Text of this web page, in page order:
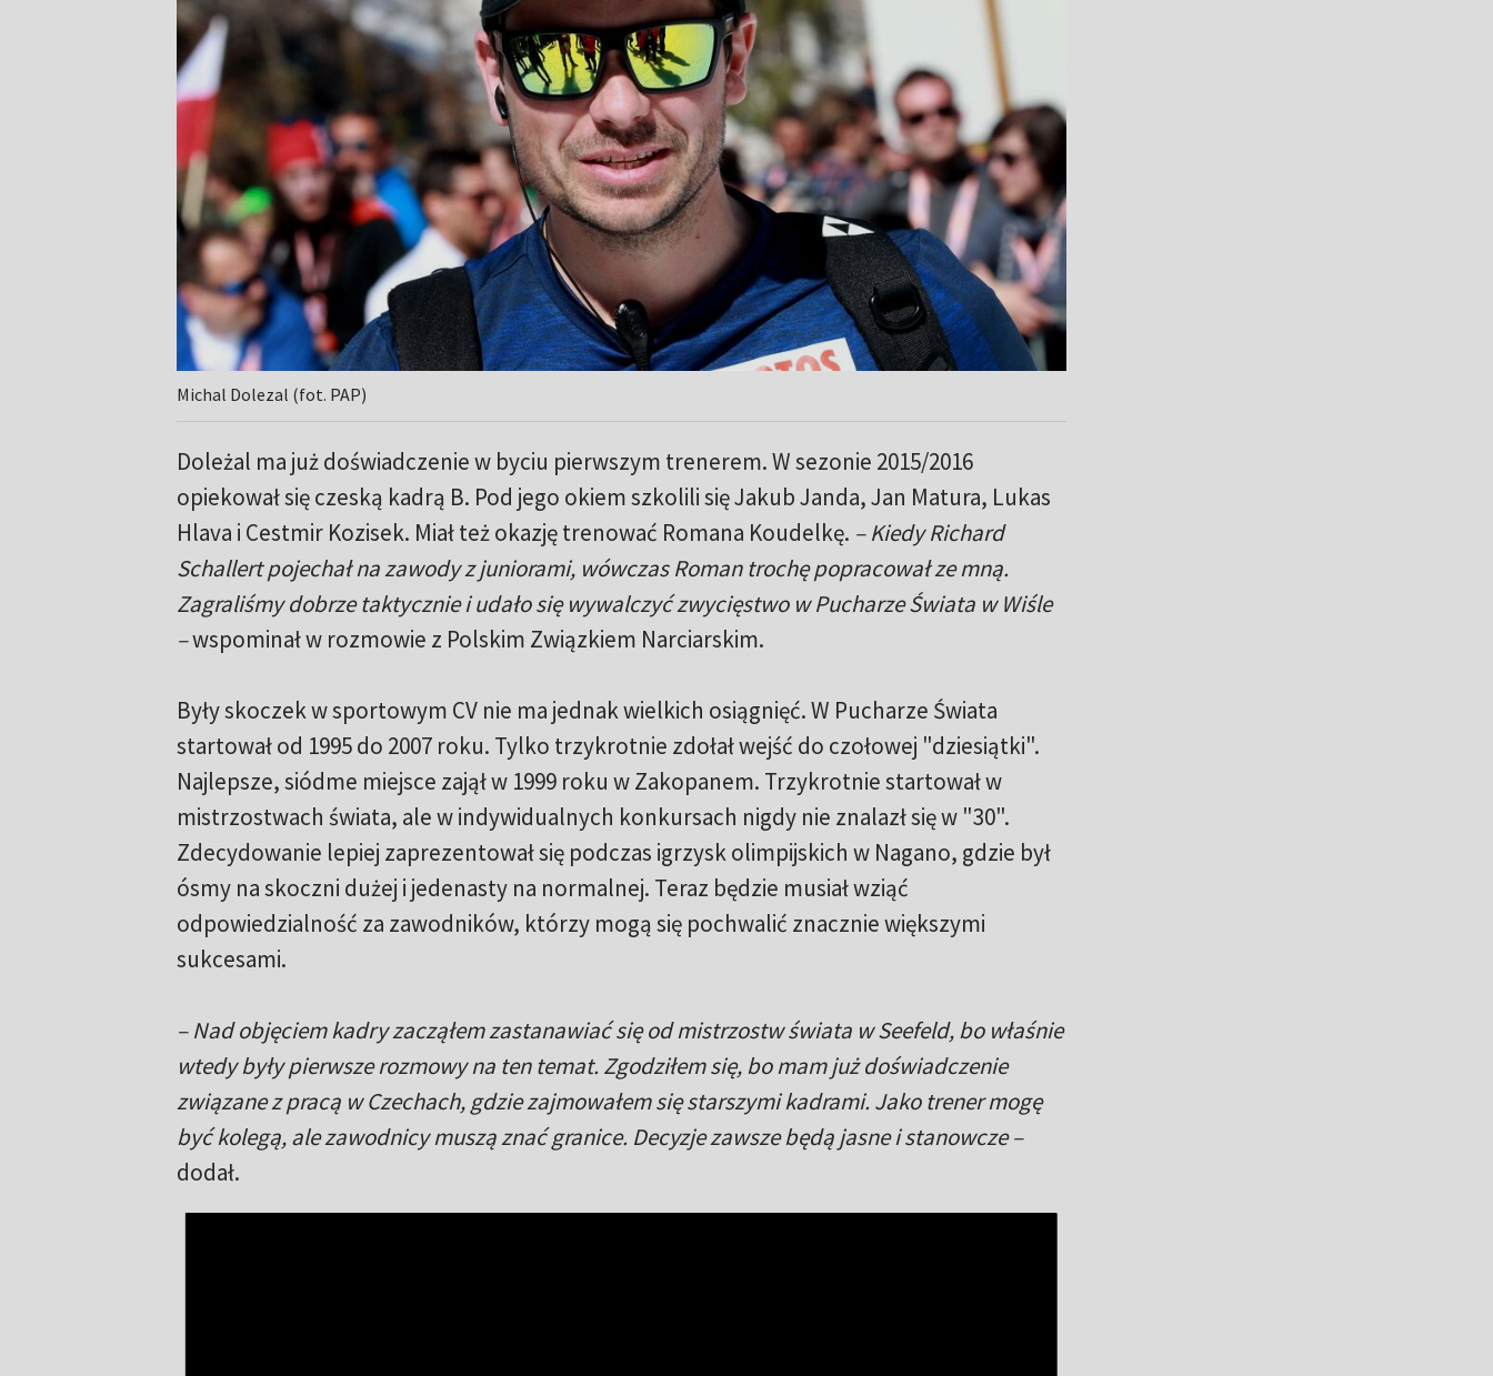
Michal Dolezal (fot. PAP)
Doleżal ma już doświadczenie w byciu pierwszym trenerem. W sezonie 2015/2016
opiekował się czeską kadrą B. Pod jego okiem szkolili się Jakub Janda, Jan Matura, Lukas
Hlava i Cestmir Kozisek. Miał też okazję trenować Romana Koudelkę. – Kiedy Richard
Schallert pojechał na zawody z juniorami, wówczas Roman trochę popracował ze mną.
Zagraliśmy dobrze taktycznie i udało się wywalczyć zwycięstwo w Pucharze Świata w Wiśle
–wspominał w rozmowie z Polskim Związkiem Narciarskim.
Były skoczek w sportowym CV nie ma jednak wielkich osiągnięć. W Pucharze Świata
startował od 1995 do 2007 roku. Tylko trzykrotnie zdołał wejść do czołowej "dziesiątki".
Najlepsze, siódme miejsce zajął w 1999 roku w Zakopanem. Trzykrotnie startował w
mistrzostwach świata, ale w indywidualnych konkursach nigdy nie znalazł się w "30".
Zdecydowanie lepiej zaprezentował się podczas igrzysk olimpijskich w Nagano, gdzie był
ósmy na skoczni dużej i jedenasty na normalnej. Teraz będzie musiał wziąć
odpowiedzialność za zawodników, którzy mogą się pochwalić znacznie większymi
sukcesami.
– Nad objęciem kadry zacząłem zastanawiać się od mistrzostw świata w Seefeld, bo właśnie
wtedy były pierwsze rozmowy na ten temat. Zgodziłem się, bo mam już doświadczenie
związane z pracą w Czechach, gdzie zajmowałem się starszymi kadrami. Jako trener mogę
być kolegą, ale zawodnicy muszą znać granice. Decyzje zawsze będą jasne i stanowcze –
dodał.